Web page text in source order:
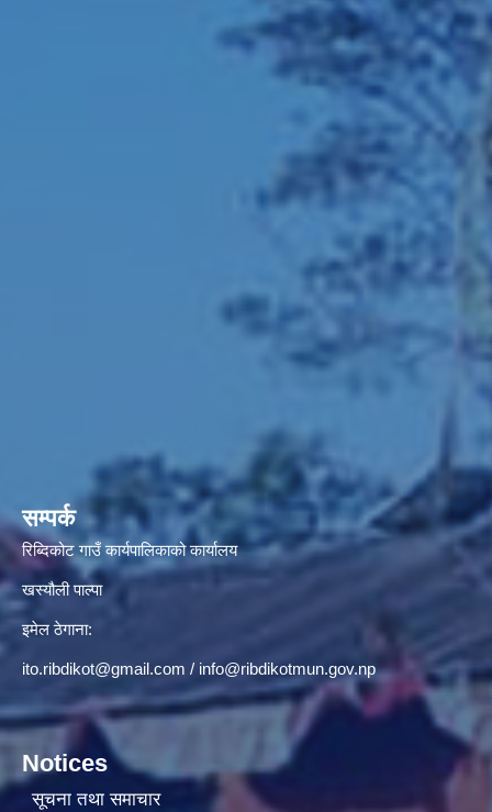
सम्पर्क
रिब्दिकोट गाउँ कार्यपालिकाको कार्यालय
खस्यौली पाल्पा
इमेल ठेगाना:
ito.ribdikot@gmail.com / info@ribdikotmun.gov.np
Notices
सूचना तथा समाचार